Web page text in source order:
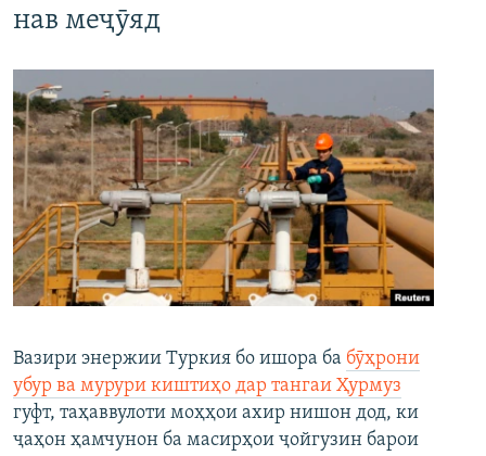
нав меҷӯяд
Вазири энержии Туркия бо ишора ба бӯҳрони
убур ва мурури киштиҳо дар тангаи Ҳурмуз
гуфт, таҳаввулоти моҳҳои ахир нишон дод, ки
ҷаҳон ҳамчунон ба масирҳои ҷойгузин барои